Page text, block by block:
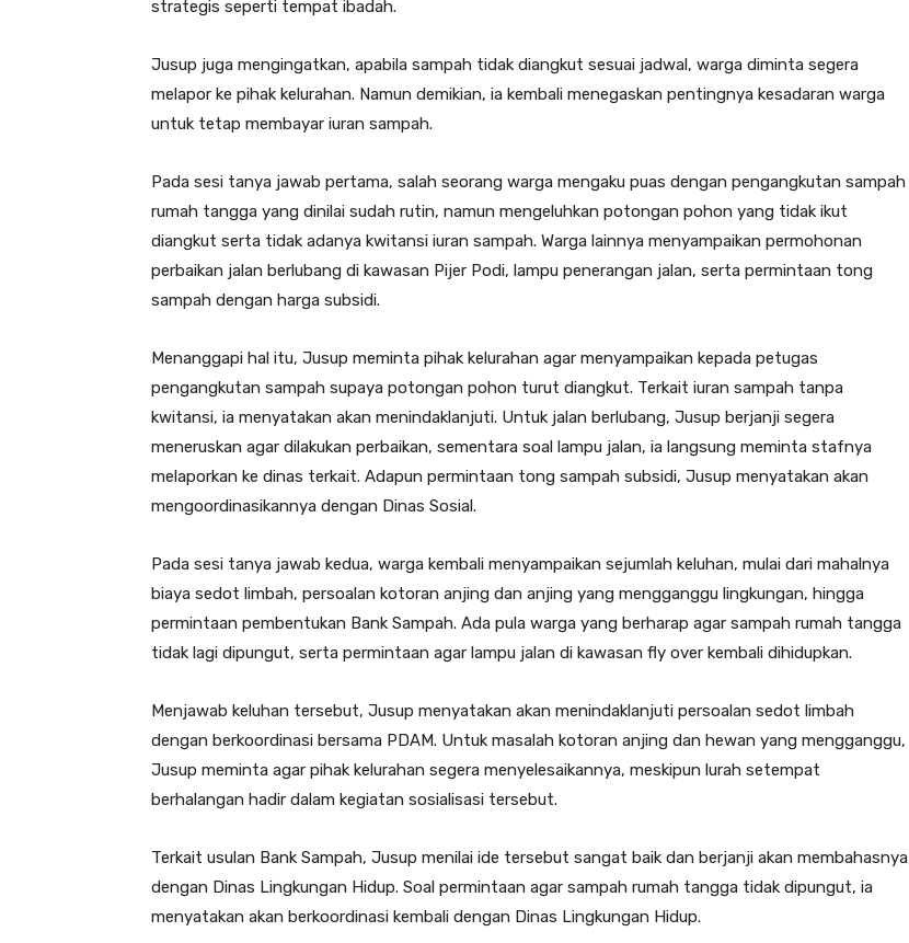
strategis seperti tempat ibadah.
Jusup juga mengingatkan, apabila sampah tidak diangkut sesuai jadwal, warga diminta segera
melapor ke pihak kelurahan. Namun demikian, ia kembali menegaskan pentingnya kesadaran warga
untuk tetap membayar iuran sampah.
Pada sesi tanya jawab pertama, salah seorang warga mengaku puas dengan pengangkutan sampah
rumah tangga yang dinilai sudah rutin, namun mengeluhkan potongan pohon yang tidak ikut
diangkut serta tidak adanya kwitansi iuran sampah. Warga lainnya menyampaikan permohonan
perbaikan jalan berlubang di kawasan Pijer Podi, lampu penerangan jalan, serta permintaan tong
sampah dengan harga subsidi.
Menanggapi hal itu, Jusup meminta pihak kelurahan agar menyampaikan kepada petugas
pengangkutan sampah supaya potongan pohon turut diangkut. Terkait iuran sampah tanpa
kwitansi, ia menyatakan akan menindaklanjuti. Untuk jalan berlubang, Jusup berjanji segera
meneruskan agar dilakukan perbaikan, sementara soal lampu jalan, ia langsung meminta stafnya
melaporkan ke dinas terkait. Adapun permintaan tong sampah subsidi, Jusup menyatakan akan
mengoordinasikannya dengan Dinas Sosial.
Pada sesi tanya jawab kedua, warga kembali menyampaikan sejumlah keluhan, mulai dari mahalnya
biaya sedot limbah, persoalan kotoran anjing dan anjing yang mengganggu lingkungan, hingga
permintaan pembentukan Bank Sampah. Ada pula warga yang berharap agar sampah rumah tangga
tidak lagi dipungut, serta permintaan agar lampu jalan di kawasan fly over kembali dihidupkan.
Menjawab keluhan tersebut, Jusup menyatakan akan menindaklanjuti persoalan sedot limbah
dengan berkoordinasi bersama PDAM. Untuk masalah kotoran anjing dan hewan yang mengganggu,
Jusup meminta agar pihak kelurahan segera menyelesaikannya, meskipun lurah setempat
berhalangan hadir dalam kegiatan sosialisasi tersebut.
Terkait usulan Bank Sampah, Jusup menilai ide tersebut sangat baik dan berjanji akan membahasnya
dengan Dinas Lingkungan Hidup. Soal permintaan agar sampah rumah tangga tidak dipungut, ia
menyatakan akan berkoordinasi kembali dengan Dinas Lingkungan Hidup.